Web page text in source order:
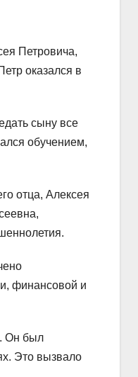
Петровича,
оказался в
сыну все
обучением,
отца, Алексея
финансовой и
Он был
Это вызвало